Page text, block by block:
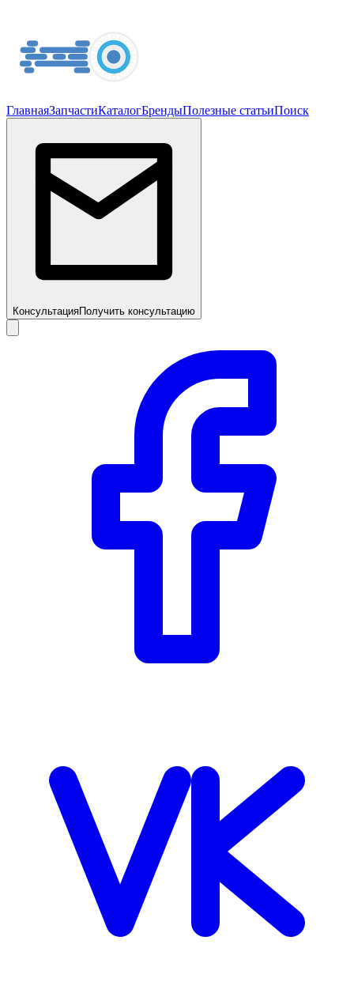
ГлавнаяЗапчастиКаталогБрендыПолезные статьиПоиск
КонсультацияПолучить консультацию